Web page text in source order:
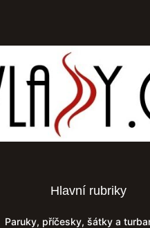
Hlavní rubriky
Paruky, příčesky, šátky a